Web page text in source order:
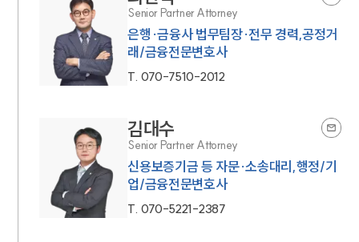
Senior Partner Attorney
은행·금융사 법무팀장·전무 경력,공정거
래/금융전문변호사
T. 070-7510-2012
김대수
Senior Partner Attorney
신용보증기금 등 자문·소송대리,행정/기
업/금융전문변호사
T. 070-5221-2387